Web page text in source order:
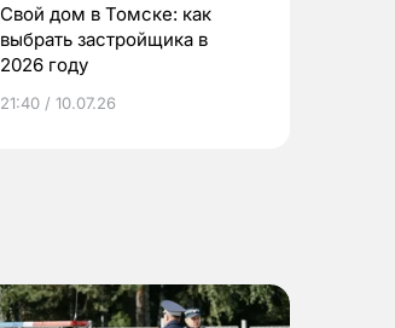
Свой дом в Томске: как
выбрать застройщика в
2026 году
21:40 / 10.07.26